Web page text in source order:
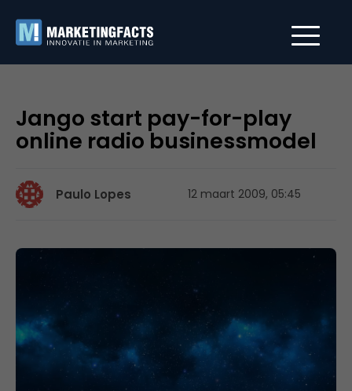
Jango start pay-for-play
online radio businessmodel
Paulo Lopes 12 maart 2009, 05:45